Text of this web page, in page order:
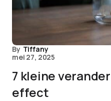
By Tiffany
mei 27, 2025
7 kleine
effect